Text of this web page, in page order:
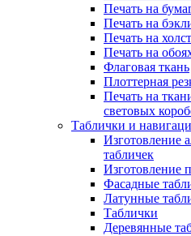
Печать на
Печать на
Печать на
Печать на
Флаговая ткань
Плоттерная
Печать на
световых
Таблички и
Изготовление
табличек
Изготовление
Фасадные
Латунные
Таблички
Деревянные